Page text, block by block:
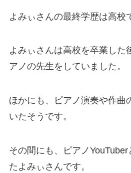
よみぃさんの最終学歴は高校
よみぃさんは高校を卒業した
アノの先生をしていました。
ほかにも、ピアノ演奏や作曲
いたそうです。
その間にも、ピアノ
たよみぃさんです。